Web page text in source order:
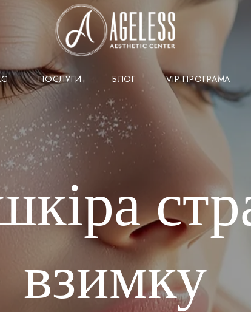
ПОСЛУГИ БЛОГ VIP ПРОГРАМА
взимку